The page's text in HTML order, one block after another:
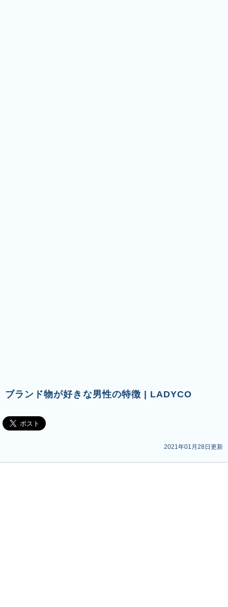
ブランド物が好きな男性の特徴 | LADYCO
2021年01月28日更新